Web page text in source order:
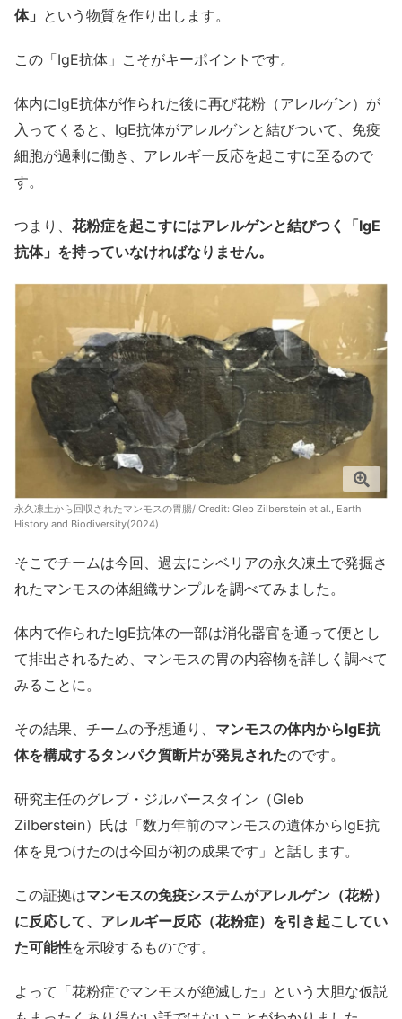
体」 という物質を作り出します。
この「IgE抗体」こそがキーポイントです。
体内にIgE抗体が作られた後に再び花粉（アレルゲン）が
入ってくると、IgE抗体がアレルゲンと結びついて、免疫
細胞が過剰に働き、アレルギー反応を起こすに至るので
す。
つまり、 花粉症を起こすにはアレルゲンと結びつく「IgE
抗体」を持っていなければなりません。
永久凍土から回収されたマンモスの胃腸/ Credit: Gleb Zilberstein et al., Earth
History and Biodiversity(2024)
そこでチームは今回、過去にシベリアの永久凍土で発掘さ
れたマンモスの体組織サンプルを調べてみました。
体内で作られたIgE抗体の一部は消化器官を通って便とし
て排出されるため、マンモスの胃の内容物を詳しく調べて
みることに。
その結果、チームの予想通り、 マンモスの体内からIgE抗
体を構成するタンパク質断片が発見されたのです。
研究主任のグレブ・ジルバースタイン（Gleb
Zilberstein）氏は「数万年前のマンモスの遺体からIgE抗
体を見つけたのは今回が初の成果です」と話します。
この証拠はマンモスの免疫システムがアレルゲン（花粉）
に反応して、アレルギー反応（花粉症）を引き起こしてい
た可能性を示唆するものです。
よって「花粉症でマンモスが絶滅した」という大胆な仮説